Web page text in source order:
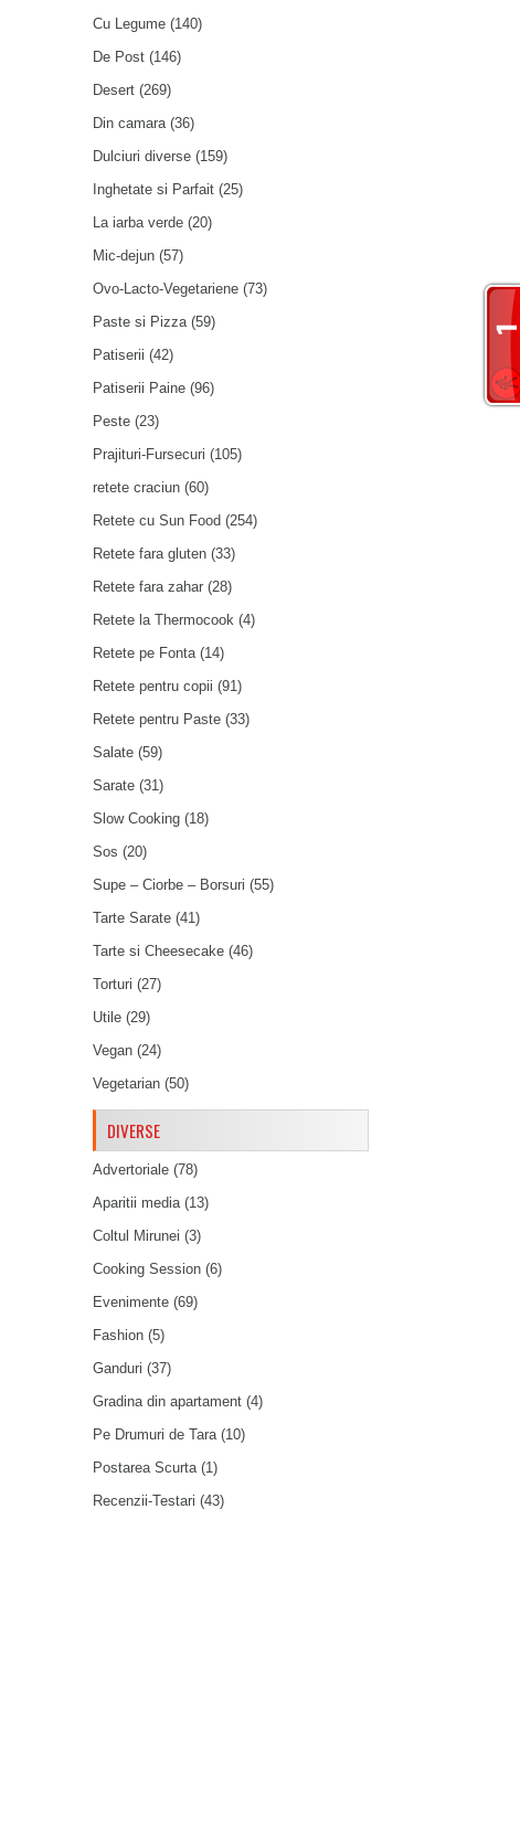
Cu Legume (140)
De Post (146)
Desert (269)
Din camara(36)
Dulciuri diverse (159)
Inghetate si Parfait (25)
La iarba verde (20)
Mic-dejun (57)
Ovo-Lacto-Vegetariene (73)
Paste si Pizza(59)
Patiserii (42)
Patiserii Paine (96)
Peste (23)
Prajituri-Fursecuri (105)
retete craciun (60)
Retete cu Sun Food (254)
Retete fara gluten (33)
Retete fara zahar (28)
Retete la Thermocook (4)
Retete pe Fonta(14)
Retete pentru copii (91)
Retete pentru Paste (33)
Salate (59)
Sarate (31)
Slow Cooking (18)
Sos (20)
Supe – Ciorbe – Borsuri (55)
Tarte Sarate (41)
Tarte si Cheesecake (46)
Torturi (27)
Utile (29)
Vegan (24)
Vegetarian (50)
DIVERSE
Advertoriale (78)
Aparitii media(13)
Coltul Mirunei (3)
Cooking Session (6)
Evenimente (69)
Fashion (5)
Ganduri (37)
Gradina din apartament (4)
Pe Drumuri de Tara(10)
Postarea Scurta(1)
Recenzii-Testari (43)